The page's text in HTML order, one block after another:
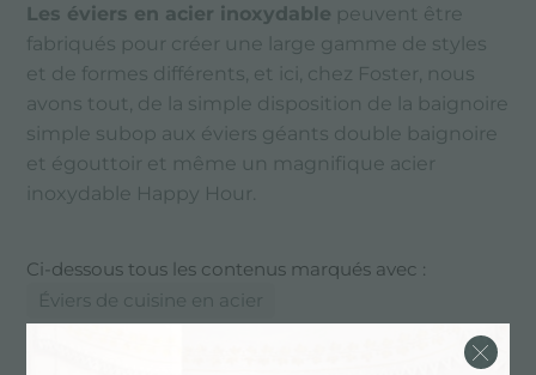
Les éviers en acier inoxydable peuvent être
fabriqués pour créer une large gamme de styles
et de formes différents, et ici, chez Foster, nous
avons tout, de la simple disposition de la baignoire
simple subop aux éviers géants double baignoire
et égouttoir et même un magnifique acier
inoxydable Happy Hour.
Ci-dessous tous les contenus marqués avec :
Éviers de cuisine en acier